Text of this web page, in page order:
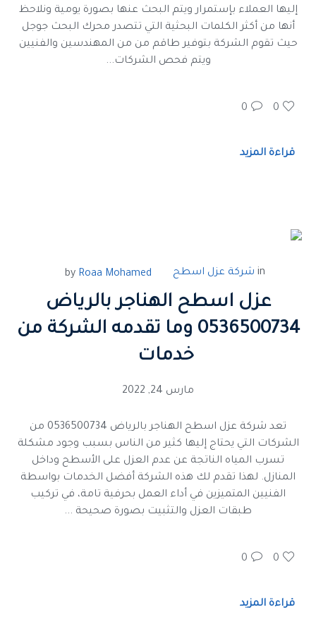
إليها العملاء بإستمرار ويتم البحث عنها بصورة يومية ونلاحظ
أنها من أكثر الكلمات البحثية التي تتصدر محرك البحث جوجل
حيث تقوم الشركة بتوفير طاقم من من المهندسين والفنيين
ويتم فحص الشركات...
0
0
قراءة المزيد
in شركة عزل اسطح by Roaa Mohamed
عزل اسطح الهناجر بالرياض
0536500734 وما تقدمه الشركة من
خدمات
مارس 24, 2022
تعد شركة عزل اسطح الهناجر بالرياض 0536500734 من
الشركات التي يحتاج إليها كثير من الناس بسبب وجود مشكلة
تسرب المياه الناتجة عن عدم العزل على الأسطح وداخل
المنازل. لهذا تقدم لك هذه الشركة أفضل الخدمات بواسطة
الفنيين المتميزين في أداء العمل بحرفية تامة، في تركيب
طبقات العزل والتثبيت بصورة صحيحة ...
0
0
قراءة المزيد